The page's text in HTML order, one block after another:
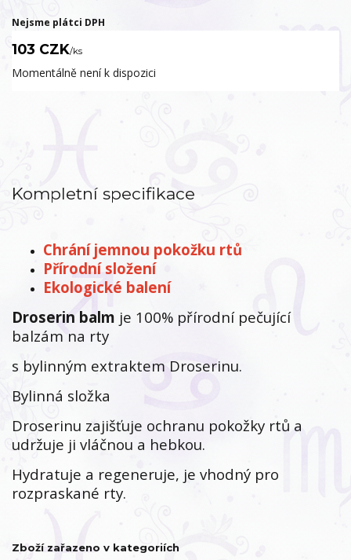
Nejsme plátci DPH
103 CZK/ks
Momentálně není k dispozici
Kompletní specifikace
Chrání jemnou pokožku rtů
Přírodní složení
Ekologické balení
Droserin balm je 100% přírodní pečující
balzám na rty
s bylinným extraktem Droserinu.
Bylinná složka
Droserinu zajišťuje ochranu pokožky rtů a
udržuje ji vláčnou a hebkou.
Hydratuje a regeneruje, je vhodný pro
rozpraskané rty.
Zboží zařazeno v kategoriích